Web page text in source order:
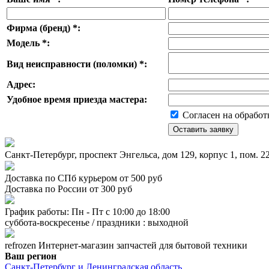
Фирма (бренд) *:
Модель *:
Вид неисправности (поломки) *:
Адрес:
Удобное время приезда мастера:
Согласен на
Санкт-Петербург, проспект Энгельса, дом 129, корпус 1, пом.
Доставка по СПб курьером от 500 руб
Доставка по России от 300 руб
График работы: Пн - Пт с 10:00 до 18:00
суббота-воскресенье / праздники : выходной
refrozen Интернет-магазин запчастей для бытовой техники
Ваш регион